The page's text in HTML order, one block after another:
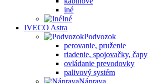
iné
Iné
IVECO Astra
Podvozok
perovanie, pruženie
riadenie, spojovačky, čapy
ovládanie prevodovky
palivový systém